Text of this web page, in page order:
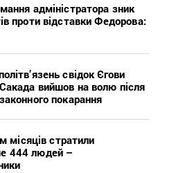
адміністратора зник
проти відставки Федорова:
свідок Єгови
вийшов на волю після
покарання
місяців стратили
444 людей –